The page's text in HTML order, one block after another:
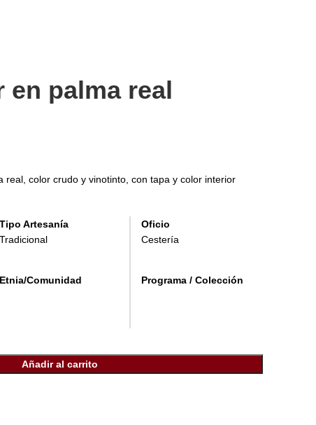
en palma real
real, color crudo y vinotinto, con tapa y color interior
Tipo Artesanía
Tradicional
Etnia/Comunidad
Oficio
Cestería
Programa / Colección
Añadir al carrito